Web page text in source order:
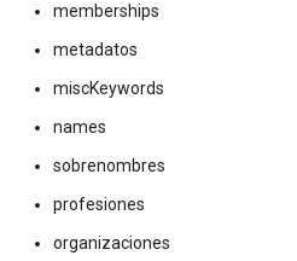
memberships
metadatos
miscKeywords
names
sobrenombres
profesiones
organizaciones